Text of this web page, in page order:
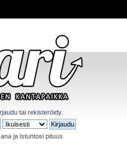
tai rekisteröidy.
ja istuntosi pituus